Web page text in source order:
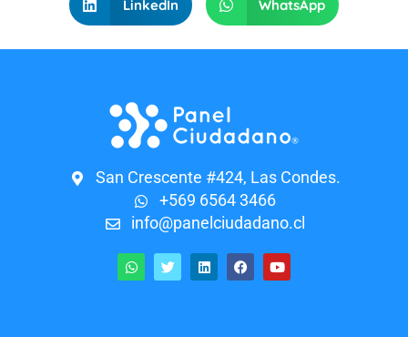
LinkedIn WhatsApp
San Crescente #424, Las Condes.
+569 6564 3466
info@panelciudadano.cl